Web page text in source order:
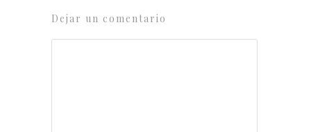
Dejar un comentario